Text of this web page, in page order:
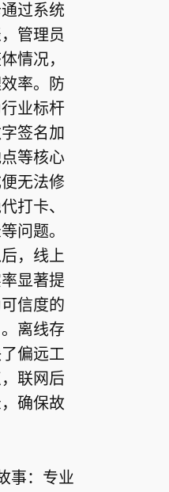
过系统
管理员
情况，
率。防
业标杆
签名加
等核心
无法修
打卡、
问题。
，线上
显著提
信度的
离线存
偏远工
联网后
确保故
事：专业